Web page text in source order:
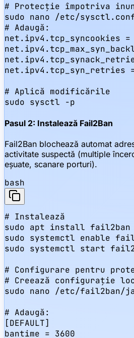
# Protecție împotriva
sudo nano /etc/
# Adaugă:
net.ipv4.tcp_syncookies =
net.ipv4.tcp_syn_retries
# Aplică modificările
sudo sysctl -p
Pasul 2: Instalează Fail2Ban
Fail2Ban blochează automat
activitate suspectă (multiple
eșuate, scanare porturi).
bash
# Instalează
sudo apt install fail2ban
sudo systemctl enable
sudo systemctl start
# Configurare pentru
# Creează configurație
sudo nano /etc/
# Adaugă:
[DEFAULT]
bantime = 3600